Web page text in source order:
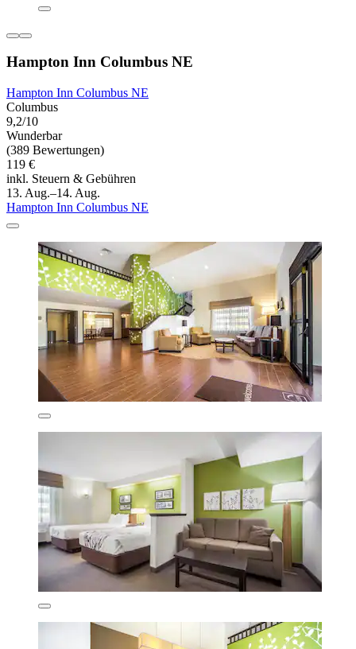
Hampton Inn Columbus NE
Hampton Inn Columbus NE
Columbus
9,2/10
Wunderbar
(389 Bewertungen)
119 €
inkl. Steuern & Gebühren
13. Aug.–14. Aug.
Hampton Inn Columbus NE